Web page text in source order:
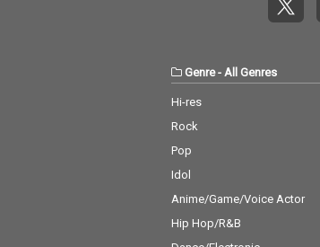
Genre- All Genres
Hi-res
Rock
Pop
Idol
Anime/Game/Voice Actor
Hip Hop/R&B